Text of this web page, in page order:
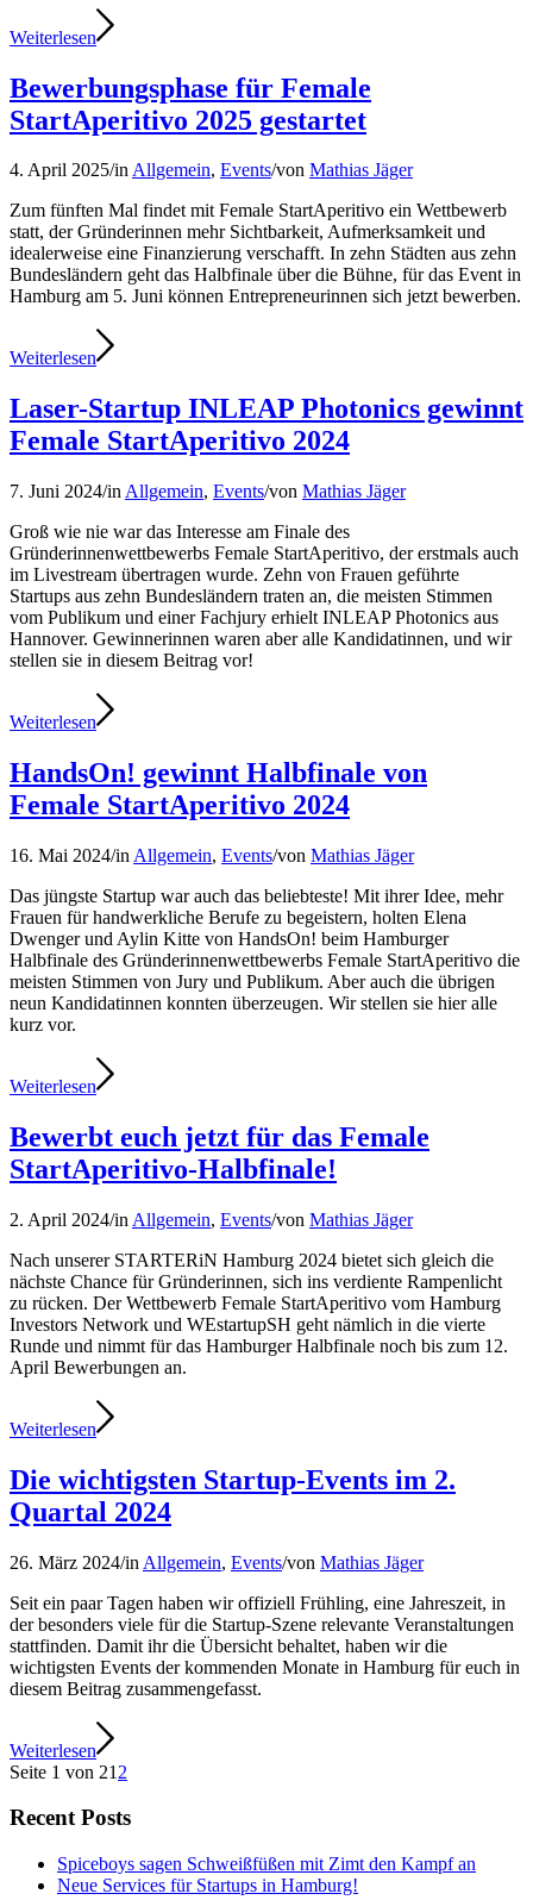
Weiterlesen
Bewerbungsphase für Female
StartAperitivo 2025 gestartet
4. April 2025/inAllgemein, Events/von Mathias Jäger
Zum fünften Mal findet mit Female StartAperitivo ein Wettbewerb
statt, der Gründerinnen mehr Sichtbarkeit, Aufmerksamkeit und
idealerweise eine Finanzierung verschafft. In zehn Städten aus zehn
Bundesländern geht das Halbfinale über die Bühne, für das Event in
Hamburg am 5. Juni können Entrepreneurinnen sich jetzt bewerben.
Weiterlesen
Laser-Startup INLEAP Photonics gewinnt
Female StartAperitivo 2024
7. Juni 2024/in Allgemein, Events/von Mathias Jäger
Groß wie nie war das Interesse am Finale des
Gründerinnenwettbewerbs Female StartAperitivo, der erstmals auch
im Livestream übertragen wurde. Zehn von Frauen geführte
Startups aus zehn Bundesländern traten an, die meisten Stimmen
vom Publikum und einer Fachjury erhielt INLEAP Photonics aus
Hannover. Gewinnerinnen waren aber alle Kandidatinnen, und wir
stellen sie in diesem Beitrag vor!
Weiterlesen
HandsOn! gewinnt Halbfinale von
Female StartAperitivo 2024
16. Mai 2024/in Allgemein, Events/von Mathias Jäger
Das jüngste Startup war auch das beliebteste! Mit ihrer Idee, mehr
Frauen für handwerkliche Berufe zu begeistern, holten Elena
Dwenger und Aylin Kitte von HandsOn! beim Hamburger
Halbfinale des Gründerinnenwettbewerbs Female StartAperitivo die
meisten Stimmen von Jury und Publikum. Aber auch die übrigen
neun Kandidatinnen konnten überzeugen. Wir stellen sie hier alle
kurz vor.
Weiterlesen
Bewerbt euch jetzt für das Female
StartAperitivo-Halbfinale!
2. April 2024/in Allgemein, Events/von Mathias Jäger
Nach unserer STARTERiN Hamburg 2024 bietet sich gleich die
nächste Chance für Gründerinnen, sich ins verdiente Rampenlicht
zu rücken. Der Wettbewerb Female StartAperitivo vom Hamburg
Investors Network und WEstartupSH geht nämlich in die vierte
Runde und nimmt für das Hamburger Halbfinale noch bis zum 12.
April Bewerbungen an.
Weiterlesen
Die wichtigsten Startup-Events im 2.
Quartal 2024
26. März 2024/in Allgemein, Events/von Mathias Jäger
Seit ein paar Tagen haben wir offiziell Frühling, eine Jahreszeit, in
der besonders viele für die Startup-Szene relevante Veranstaltungen
stattfinden. Damit ihr die Übersicht behaltet, haben wir die
wichtigsten Events der kommenden Monate in Hamburg für euch in
diesem Beitrag zusammengefasst.
Weiterlesen
Seite 1 von 21 2
Recent Posts
Spiceboys sagen Schweißfüßen mit Zimt den Kampf an
Neue Services für Startups in Hamburg!